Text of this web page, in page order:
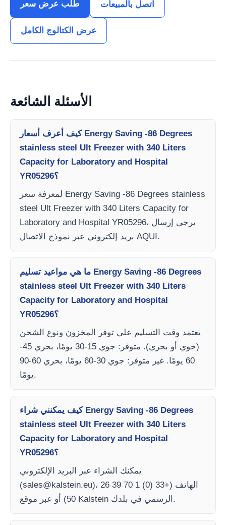
طلب عرض سعر اتصل بالمبيعات
عرض الكتالوج الكامل
الأسئلة الشائعة
كيف أعرف أسعار Energy Saving -86 Degrees
stainless steel Ult Freezer with 340 Liters
Capacity for Laboratory and Hospital
YR05296؟
لمعرفة سعر Energy Saving -86 Degrees stainless
steel Ult Freezer with 340 Liters Capacity for
Laboratory and Hospital YR05296، يرجى إرسال
بريد إلكتروني عبر نموذج الاتصال AQUI.
ما هي مواعيد تسليم Energy Saving -86 Degrees
stainless steel Ult Freezer with 340 Liters
Capacity for Laboratory and Hospital
YR05296؟
يعتمد وقت التسليم على توفر المخزون ونوع الشحن
(جوي أو بحري). متوفر: جوي 15-30 يومًا، بحري 45-
60 يومًا. غير متوفر: جوي 30-60 يومًا، بحري 60-90
يومًا.
كيف يمكنني شراء Energy Saving -86 Degrees
stainless steel Ult Freezer with 340 Liters
Capacity for Laboratory and Hospital
YR05296؟
يمكنك الشراء عبر البريد الإلكتروني
(sales@kalstein.eu)، الهاتف (+33 (0) 1 70 39 26
50) أو عبر موقع Kalstein الرسمي في بلدك.